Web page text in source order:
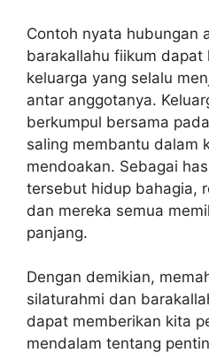
Contoh nyata hubungan
barakallahu fiikum dapat
keluarga yang selalu
antar anggotanya.
berkumpul bersama
saling membantu dalam
mendoakan. Sebagai
tersebut hidup bahagia,
dan mereka semua
panjang.
Dengan demikian,
silaturahmi dan
dapat memberikan kita
mendalam tentang